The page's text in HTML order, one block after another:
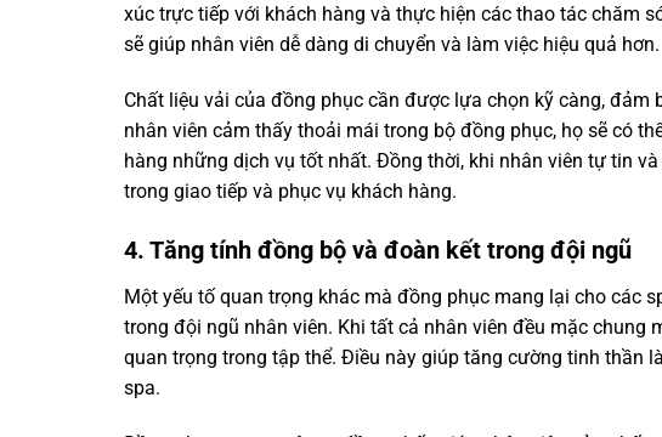
xúc trực tiếp với khách hàng và thực hiện các thao tác chăm
sẽ giúp nhân viên dễ dàng di chuyển và làm việc hiệu quả hơn.
Chất liệu vải của đồng phục cần được lựa chọn kỹ càng,
nhân viên cảm thấy thoải mái trong bộ đồng phục, họ sẽ có
hàng những dịch vụ tốt nhất. Đồng thời, khi nhân viên tự tin
trong giao tiếp và phục vụ khách hàng.
4. Tăng tính đồng bộ và đoàn kết trong đội ngũ
Một yếu tố quan trọng khác mà đồng phục mang lại cho các
trong đội ngũ nhân viên. Khi tất cả nhân viên đều mặc chung
quan trọng trong tập thể. Điều này giúp tăng cường tinh thần
spa.